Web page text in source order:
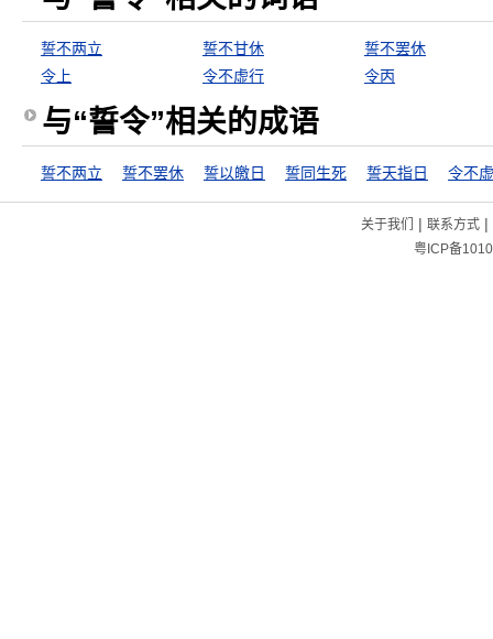
誓不两立 誓不甘休
誓不罢休
令上
令不虚行 令丙
与“誓令”相关的成语
誓不两立 誓不罢休 誓以皦日 誓同生死 誓天指日 令不
关于我们 | 联系方式|
粤ICP备